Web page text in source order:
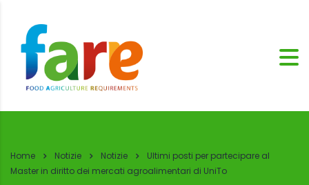
Home Notizie Notizie
Ultimi posti per partecipare al
Master in diritto dei mercati agroalimentari di UniTo